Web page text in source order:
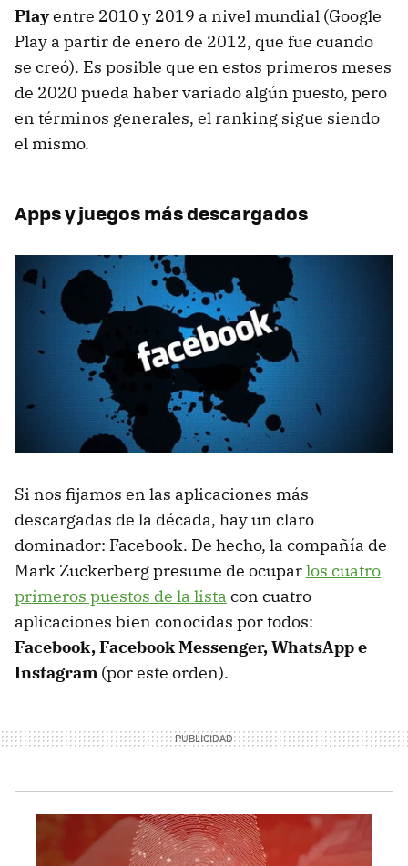
Playentre 2010 y 2019 a nivel mundial (Google
Play a partir de enero de 2012, que fue cuando
se creó). Es posible que en estos primeros meses
de 2020 pueda haber variado algún puesto, pero
en términos generales, el ranking sigue siendo
el mismo.
Apps y juegos más descargados
Si nos fijamos en las aplicaciones más
descargadas de la década, hay un claro
dominador: Facebook. De hecho, la compañía de
Mark Zuckerberg presume de ocuparlos cuatro
primeros puestos de la lista con cuatro
aplicaciones bien conocidas por todos:
Facebook, Facebook Messenger, WhatsApp e
Instagram (por este orden).